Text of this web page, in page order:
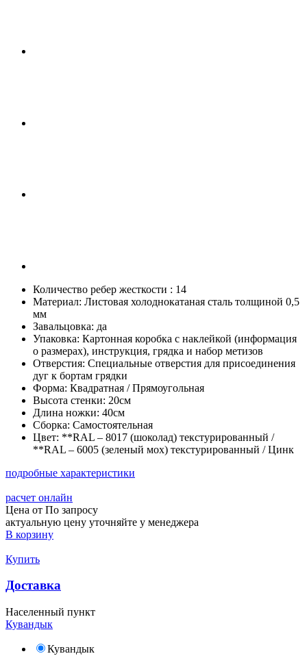
Количество ребер жесткости : 14
Материал: Листовая холоднокатаная сталь толщиной 0,5
мм
Завальцовка: да
Упаковка: Картонная коробка с наклейкой (информация
о размерах), инструкция, грядка и набор метизов
Отверстия: Специальные отверстия для присоединения
дуг к бортам грядки
Форма: Квадратная / Прямоугольная
Высота стенки: 20см
Длина ножки: 40см
Сборка: Самостоятельная
Цвет: **RAL – 8017 (шоколад) текстурированный /
**RAL – 6005 (зеленый мох) текстурированный / Цинк
подробные характеристики
расчет онлайн
Цена от По запросу
актуальную цену уточняйте у менеджера
В корзину
Купить
Доставка
Населенный пункт
Кувандык
Кувандык